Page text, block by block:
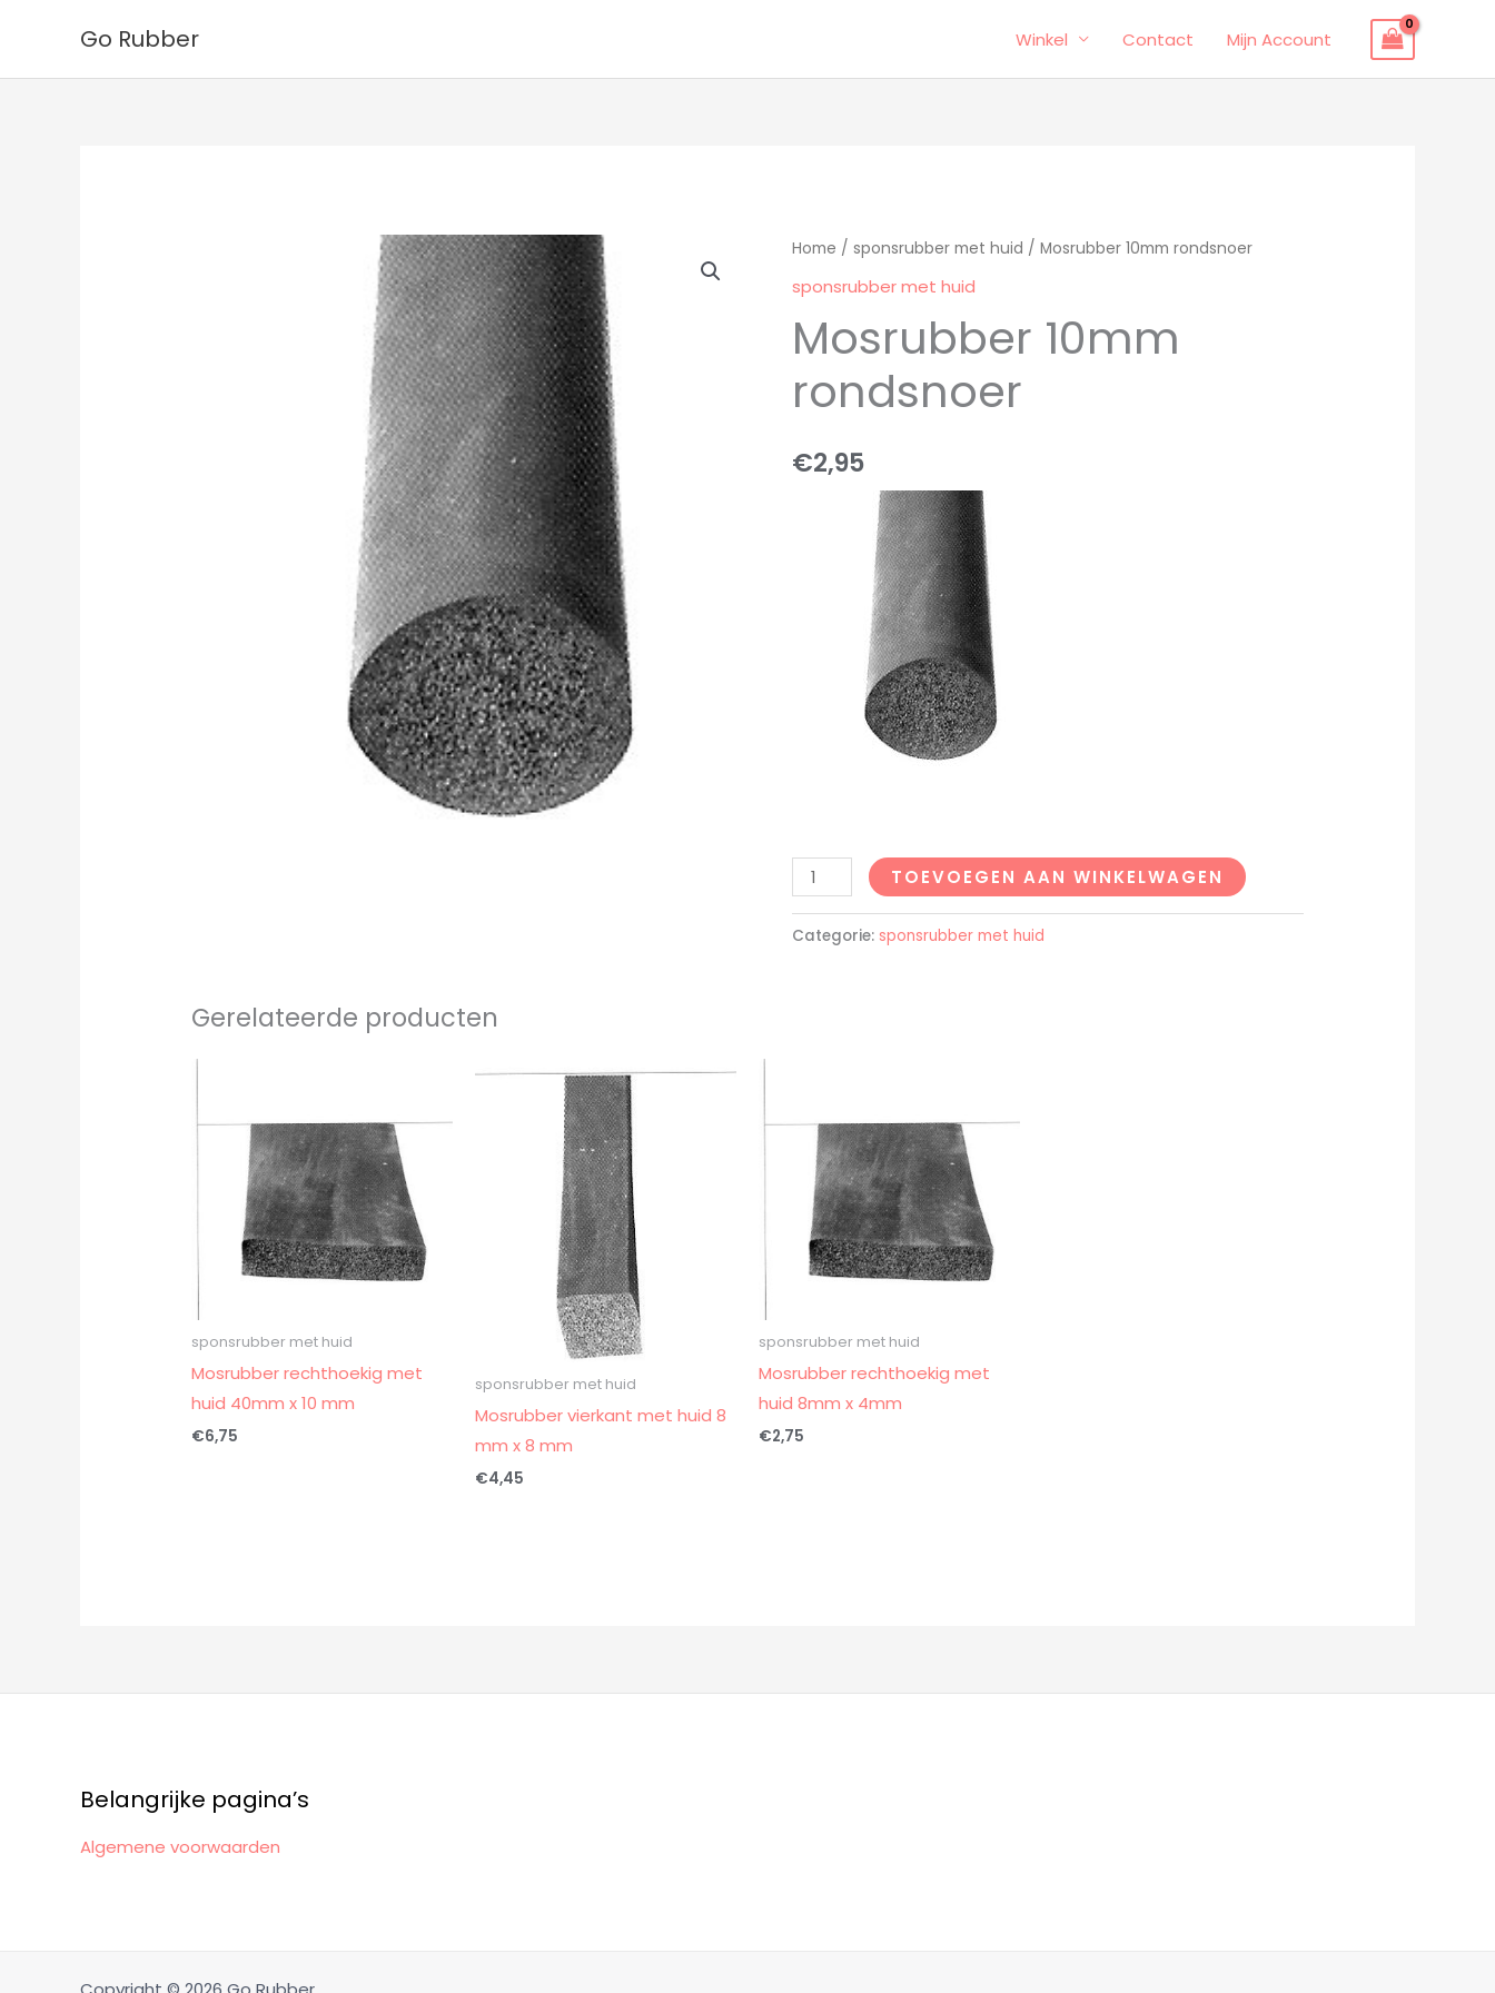
de
Go Rubber Winkel Contact Mijn Account
Home / sponsrubber met huid / Mosrubber 10mm rondsnoer
sponsrubber met huid
Mosrubber 10mm
rondsnoer
€2,95
Mosrubber
10mm
aantal
TOEVOEGEN AAN WINKELWAGEN
Categorie: sponsrubber met huid
Gerelateerde producten
sponsrubber met huid
Mosrubber rechthoekig met
huid 40mm x 10 mm
€6,75
sponsrubber met huid
Mosrubber vierkant met huid 8
mm x 8 mm
€4,45
sponsrubber met huid
Mosrubber rechthoekig met
huid 8mm x 4mm
€2,75
Belangrijke pagina’s
Algemene voorwaarden